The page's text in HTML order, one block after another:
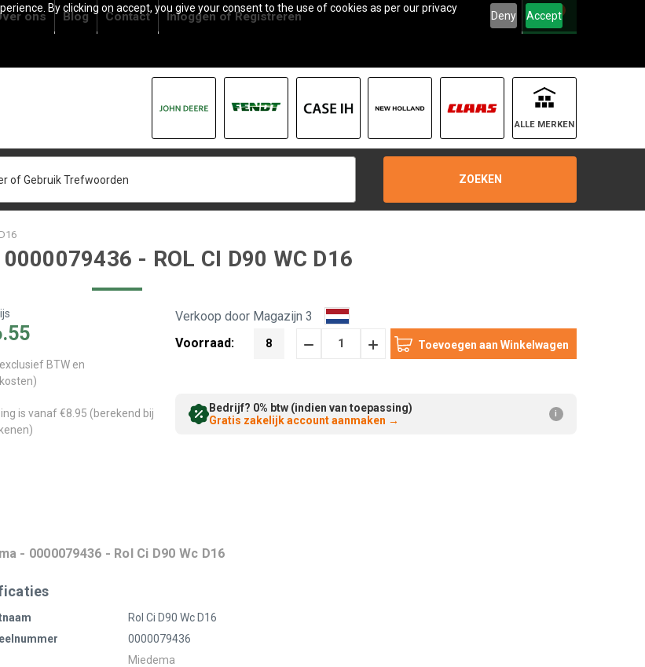
By clicking on accept, you give your consent to the use of cookies as per our privacy
Deny Accept
ons Blog Contact InloggenofRegistreren 0
ALLE MERKEN
ZOEKEN
- ROL CI D90 WC D16
BTW en
is vanaf €8.95 (berekend bij
Verkoop door Magazijn 3
Voorraad:
8 HoeveelheidHoeveelheid
Bedrijf? 0% btw (indien van toepassing)
Gratis zakelijk account aanmaken → i
- 0000079436 - Rol Ci D90 Wc D16
Rol Ci D90 Wc D16
0000079436
Miedema